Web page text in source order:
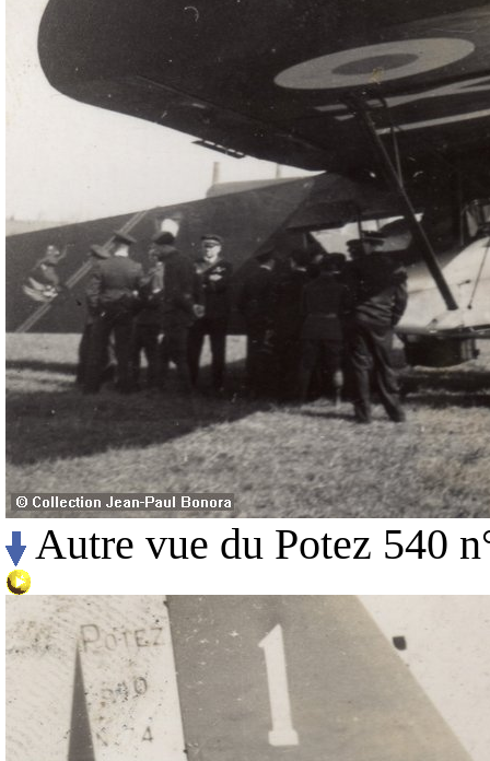
Autre vue du Potez 540